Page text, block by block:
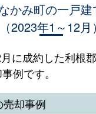
かみ町の一戸
（2023年1～12月）
に成約した利根
例です。
却事例